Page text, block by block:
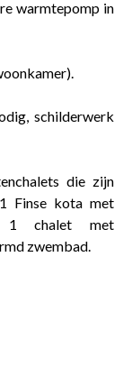
warmtepomp in
schilderwerk
die zijn
Finse kota met
chalet met
zwembad.